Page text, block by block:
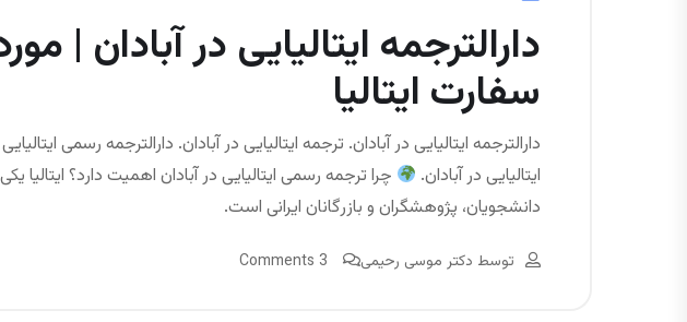
دارالترجمه ایتالیایی در آبادان |
سفارت ایتالیا
دارالترجمه ایتالیایی در آبادان. ترجمه ایتالیایی در آبادان. دارالترجمه رسمی
ایتالیایی در آبادان.
چرا ترجمه رسمی ایتالیایی در آبادان اهمیت دارد؟ ایتالیا
دانشجویان، پژوهشگران و بازرگانان ایرانی است.
توسط دکتر موسی رحیمی 3 Comments